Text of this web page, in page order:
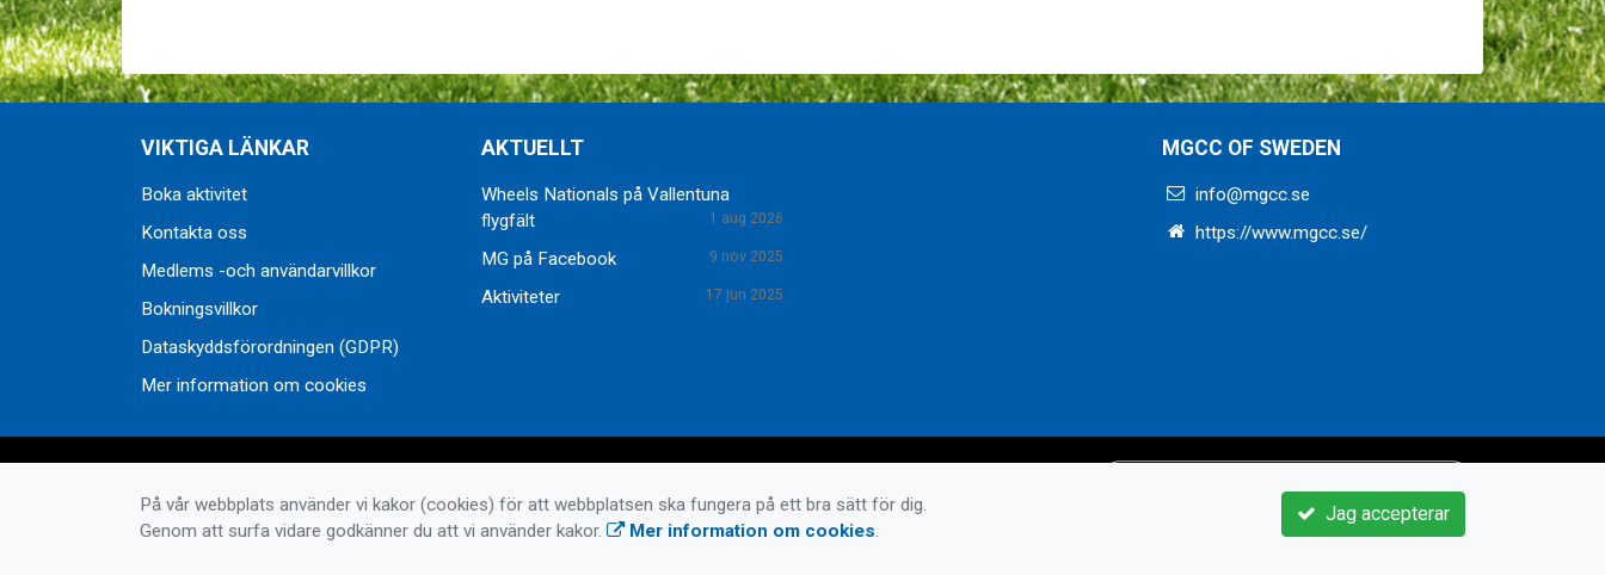
VIKTIGA LÄNKAR
Boka aktivitet
Kontakta oss
Medlems -och användarvillkor
Bokningsvillkor
Dataskyddsförordningen (GDPR)
Mer information om cookies
AKTUELLT
Wheels Nationals på Vallentuna
flygfält
1 aug 2026
MG på Facebook 9 nov 2025
Aktiviteter 17 jun 2025
MGCC OF SWEDEN
info@mgcc.se
https://www.mgcc.se/
Jag accepterar
På vår webbplats använder vi kakor (cookies) för att webbplatsen ska fungera på ett bra sätt för dig.
Genom att surfa vidare godkänner du att vi använder kakor.
Mer information om cookies.